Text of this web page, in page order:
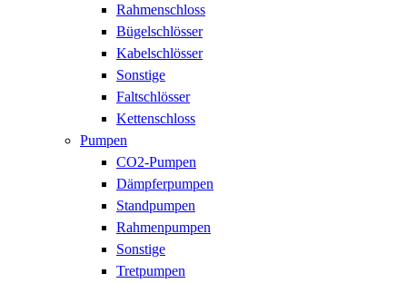
Rahmenschloss
Bügelschlösser
Kabelschlösser
Sonstige
Faltschlösser
Kettenschloss
Pumpen
CO2-Pumpen
Dämpferpumpen
Standpumpen
Rahmenpumpen
Sonstige
Tretpumpen